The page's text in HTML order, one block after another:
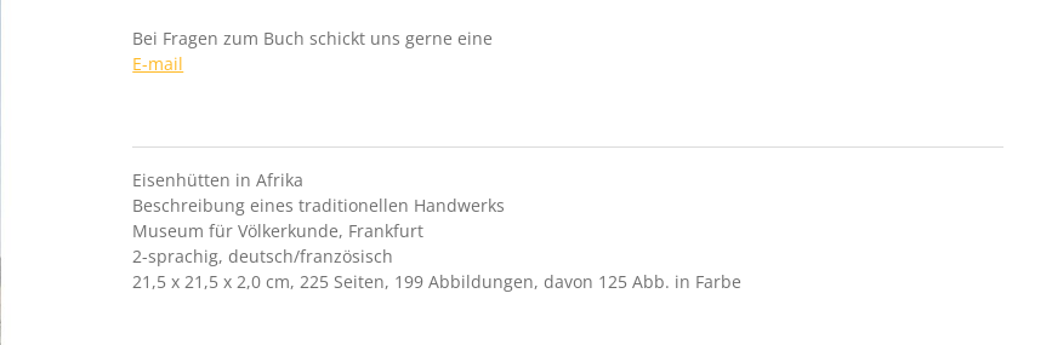
Bei Fragen zum Buch schickt uns gerne eine
E-mail
Eisenhütten in Afrika
Beschreibung eines traditionellen Handwerks
Museum für Völkerkunde, Frankfurt
2-sprachig, deutsch/französisch
21,5 x 21,5 x 2,0 cm, 225 Seiten, 199 Abbildungen, davon 125 Abb. in Farbe